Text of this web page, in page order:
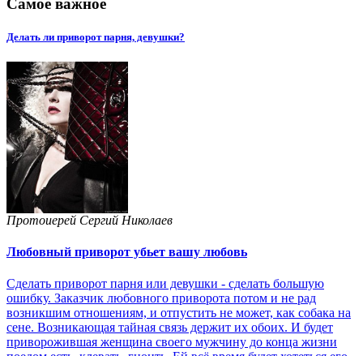
Делать ли приворот парня, девушки?
Протоиерей Сергий Николаев
Любовный приворот убьет вашу любовь
Сделать приворот парня или девушки - сделать большую
ошибку. Заказчик любовного приворота потом и не рад
возникшим отношениям, и отпустить не может, как собака на
сене. Возникающая тайная связь держит их обоих. И будет
приворожившая женщина своего мужчину до конца жизни